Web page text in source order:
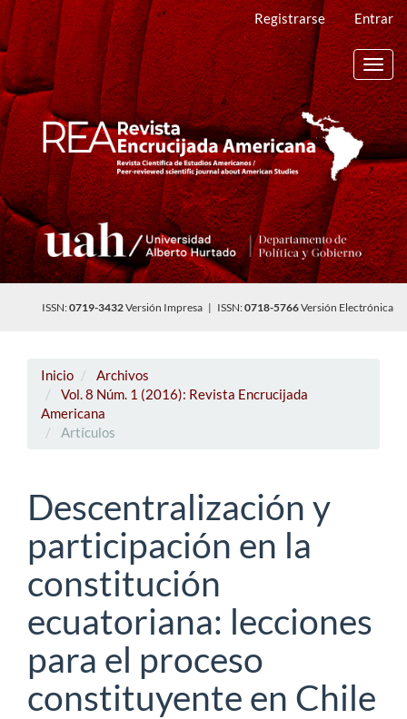
Navegación
principal
Contenido
principal
Barra
lateral
Registrarse Entrar
ISSN:0719-3432Versión Impresa | ISSN:0718-5766Versión Electrónica
Inicio
Archivos
Vol. 8 Núm. 1 (2016): Revista Encrucijada
Americana
Artículos
Descentralización y
participación en la
constitución
ecuatoriana: lecciones
para el proceso
constituyente en Chile